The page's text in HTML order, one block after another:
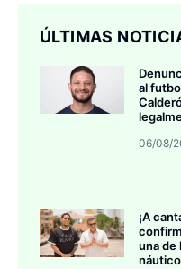
ÚLTIMAS
al
06/08/
¡A
una de